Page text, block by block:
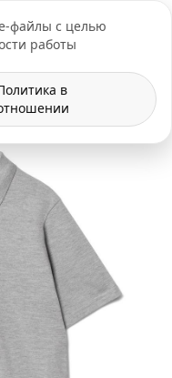
файлы с целью
работы
в
+7 (495) 109-07-
нанесение логотипа